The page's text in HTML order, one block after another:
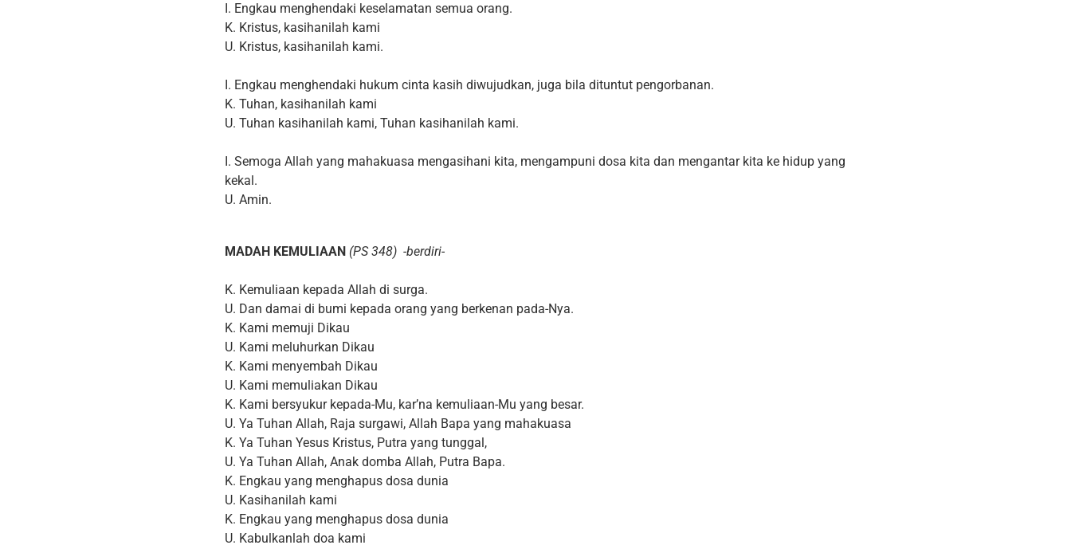
I. Engkau menghendaki keselamatan semua orang.
K. Kristus, kasihanilah kami
U. Kristus, kasihanilah kami.
I. Engkau menghendaki hukum cinta kasih diwujudkan, juga bila dituntut pengorbanan.
K. Tuhan, kasihanilah kami
U. Tuhan kasihanilah kami, Tuhan kasihanilah kami.
I. Semoga Allah yang mahakuasa mengasihani kita, mengampuni dosa kita dan mengantar kita ke hidup yang
kekal.
U. Amin.
MADAH KEMULIAAN (PS 348) -berdiri-
K. Kemuliaan kepada Allah di surga.
U. Dan damai di bumi kepada orang yang berkenan pada-Nya.
K. Kami memuji Dikau
U. Kami meluhurkan Dikau
K. Kami menyembah Dikau
U. Kami memuliakan Dikau
K. Kami bersyukur kepada-Mu, kar’na kemuliaan-Mu yang besar.
U. Ya Tuhan Allah, Raja surgawi, Allah Bapa yang mahakuasa
K. Ya Tuhan Yesus Kristus, Putra yang tunggal,
U. Ya Tuhan Allah, Anak domba Allah, Putra Bapa.
K. Engkau yang menghapus dosa dunia
U. Kasihanilah kami
K. Engkau yang menghapus dosa dunia
U. Kabulkanlah doa kami